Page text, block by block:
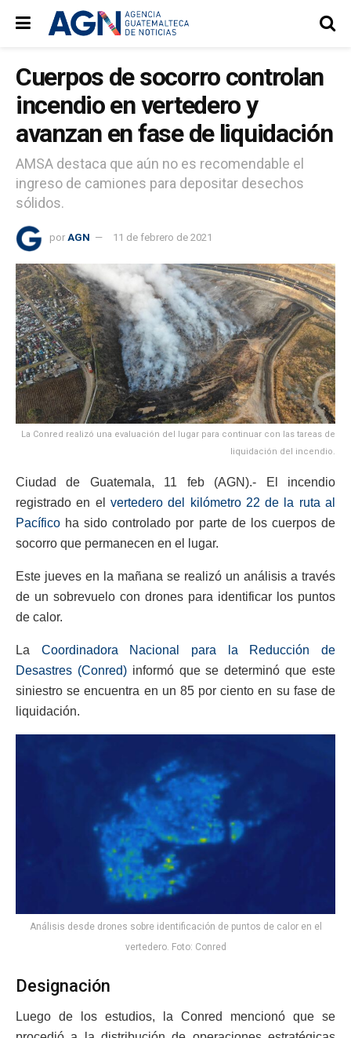
Cuerpos de socorro controlan
incendio en vertedero y
avanzan en fase de liquidación
AMSA destaca que aún no es recomendable el
ingreso de camiones para depositar desechos
sólidos.
por AGN 11 de febrero de 2021
La Conred realizó una evaluación del lugar para continuar con las tareas de
liquidación del incendio.
Ciudad de Guatemala, 11 feb (AGN).- El incendio
registrado en el vertedero del kilómetro 22 de la ruta al
Pacífico ha sido controlado por parte de los cuerpos de
socorro que permanecen en el lugar.
Este jueves en la mañana se realizó un análisis a través
de un sobrevuelo con drones para identificar los puntos
de calor.
La Coordinadora Nacional para la Reducción de
Desastres (Conred)informó que se determinó que este
siniestro se encuentra en un 85 por ciento en su fase de
liquidación.
Análisis desde drones sobre identificación de puntos de calor en el
vertedero. Foto: Conred
Designación
Luego de los estudios, la Conred mencionó que se